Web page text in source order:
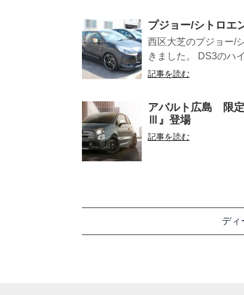
プジョー/シトロエ
西区大芝のプジョー/
きました。 DS3のハ
記事を読む
アバルト広島 限定
Ⅲ』登場
記事を読む
ディ